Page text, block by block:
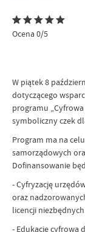
Ocena 0/5
W piątek 8
dotyczącego
programu
symboliczny czek
Program ma na
samorządowych
Dofinansowanie
- Cyfryzację
oraz
licencji
- Edukację cyfrową